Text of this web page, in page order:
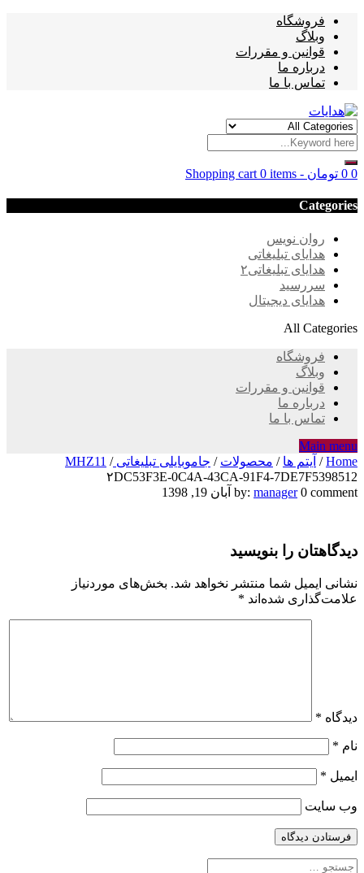
فروشگاه
وبلاگ
قوانین و مقررات
درباره ما
تماس با ما
Shopping cart 0 items - 0 تومان 0
Categories
روان نویس
هدایای تبلیغاتی
هدایای تبلیغاتی۲
سررسید
هدایای دیجیتال
All Categories
فروشگاه
وبلاگ
قوانین و مقررات
درباره ما
تماس با ما
Main menu
Home
/ آیتم ها / محصولات / جاموبایلی تبلیغاتی MHZ11/
۲DC53F3E-0C4A-43CA-91F4-7DE7F5398512
۲DC53F3E-
43CA-
91F4-
7DE7F5398512
by: manager 0 comment آبان 19, 1398
دیدگاهتان را بنویسید
نشانی ایمیل شما منتشر نخواهد شد. بخش‌های موردنیاز
علامت‌گذاری شده‌اند *
دیدگاه *
نام *
ایمیل *
وب‌ سایت
جستجو